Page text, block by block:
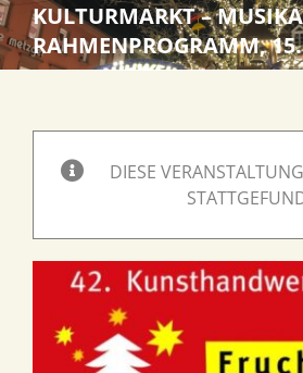
KULTURMARKT –
RAHMENPROGRAMM,
DIESE